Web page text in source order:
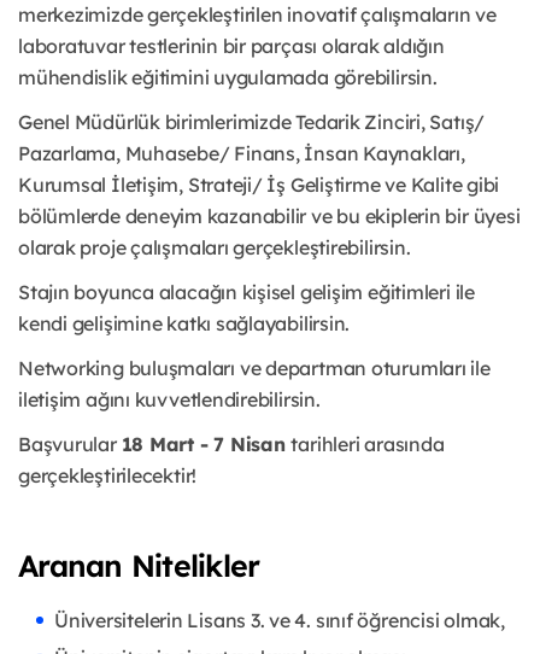
merkezimizde gerçekleştirilen inovatif çalışmaların ve
laboratuvar testlerinin bir parçası olarak aldığın
mühendislik eğitimini uygulamada görebilirsin.
Genel Müdürlük birimlerimizde Tedarik Zinciri, Satış/
Pazarlama, Muhasebe/ Finans, İnsan Kaynakları,
Kurumsal İletişim, Strateji/ İş Geliştirme ve Kalite gibi
bölümlerde deneyim kazanabilir ve bu ekiplerin bir üyesi
olarak proje çalışmaları gerçekleştirebilirsin.
Stajın boyunca alacağın kişisel gelişim eğitimleri ile
kendi gelişimine katkı sağlayabilirsin.
Networking buluşmaları ve departman oturumları ile
iletişim ağını kuvvetlendirebilirsin.
Başvurular 18 Mart - 7 Nisantarihleri arasında
gerçekleştirilecektir!
Aranan Nitelikler
Üniversitelerin Lisans 3. ve 4. sınıf öğrencisi olmak,